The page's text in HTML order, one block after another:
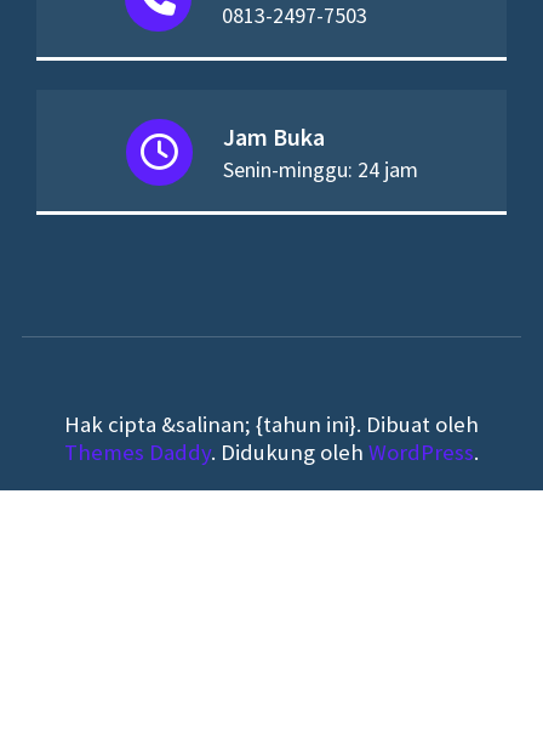
0813-2497-7503
Jam Buka
Senin-minggu: 24 jam
Hak cipta &salinan; {tahun ini}. Dibuat oleh
Themes Daddy. Didukung oleh WordPress.